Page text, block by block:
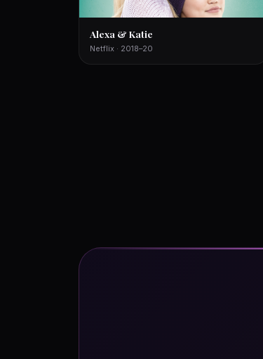
Alexa & Katie
Netflix · 2018–20